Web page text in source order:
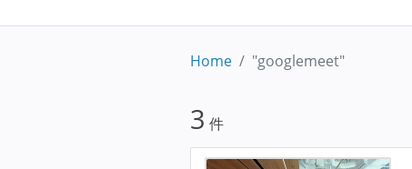
Home "googlemeet"
3 件